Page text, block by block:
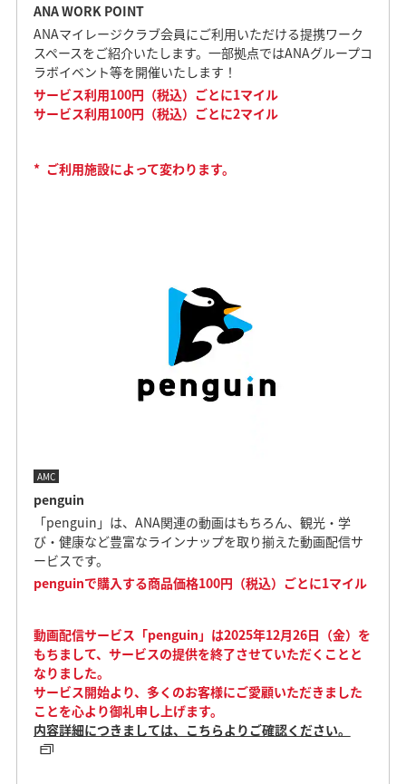
ANA WORK POINT
ANAマイレージクラブ会員にご利用いただける提携ワーク
スペースをご紹介いたします。一部拠点ではANAグループコ
ラボイベント等を開催いたします！
サービス利用100円（税込）ごとに1マイル
サービス利用100円（税込）ごとに2マイル
* ご利用施設によって変わります。
AMC
penguin
「penguin」は、ANA関連の動画はもちろん、観光・学
び・健康など豊富なラインナップを取り揃えた動画配信サ
ービスです。
penguinで購入する商品価格100円（税込）ごとに1マイル
動画配信サービス「penguin」は2025年12月26日（金）を
もちまして、サービスの提供を終了させていただくことと
なりました。
サービス開始より、多くのお客様にご愛顧いただきました
ことを心より御礼申し上げます。
内容詳細につきましては、こちらよりご確認ください。